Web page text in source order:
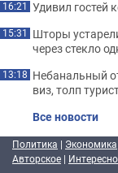
16:21 Удивил гостей
15:31 Шторы
через стекло
13:18 Небанальный
виз, толп
Все новости
Политика | Экономика
Авторское |